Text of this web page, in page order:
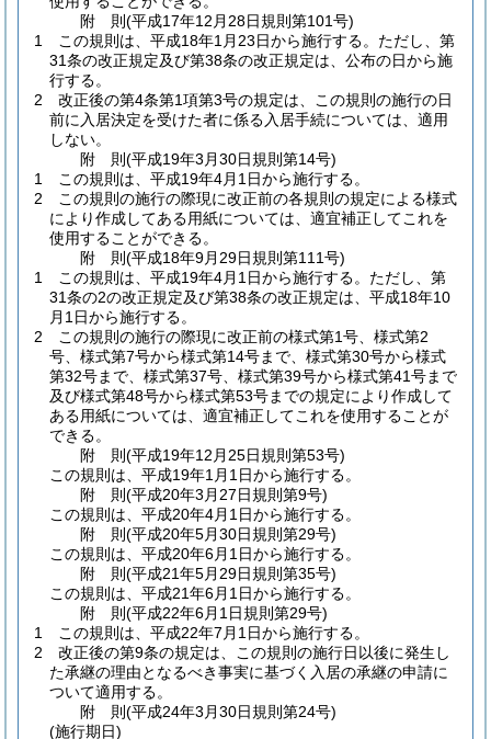
附 則(平成17年12月28日規則第101号)
1
この規則は、平成18年1月23日から施行する。 ただし、第
31条の改正規定及び第38条の改正規定は、公布の日から施
行する。
2
改正後の第4条第1項第3号の規定は、この規則の施行の日
前に入居決定を受けた者に係る入居手続については、適用
しない。
附 則(平成19年3月30日規則第14号)
1
この規則は、平成19年4月1日から施行する。
2
この規則の施行の際現に改正前の各規則の規定による様式
により作成してある用紙については、適宜補正してこれを
使用することができる。
附 則(平成18年9月29日規則第111号)
1
この規則は、平成19年4月1日から施行する。 ただし、第
31条の2の改正規定及び第38条の改正規定は、平成18年10
月1日から施行する。
2
この規則の施行の際現に改正前の様式第1号、様式第2
号、様式第7号から様式第14号まで、様式第30号から様式
第32号まで、様式第37号、様式第39号から様式第41号まで
及び様式第48号から様式第53号までの規定により作成して
ある用紙については、適宜補正してこれを使用することが
できる。
附 則(平成19年12月25日規則第53号)
この規則は、平成19年1月1日から施行する。
附 則(平成20年3月27日規則第9号)
この規則は、平成20年4月1日から施行する。
附 則(平成20年5月30日規則第29号)
この規則は、平成20年6月1日から施行する。
附 則(平成21年5月29日規則第35号)
この規則は、平成21年6月1日から施行する。
附 則(平成22年6月1日規則第29号)
1
この規則は、平成22年7月1日から施行する。
2
改正後の第9条の規定は、この規則の施行日以後に発生し
た承継の理由となるべき事実に基づく入居の承継の申請に
ついて適用する。
附 則(平成24年3月30日規則第24号)
(施行期日)